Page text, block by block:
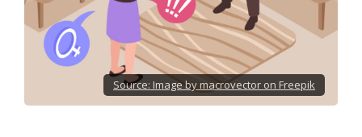
Source: Image by macrovector on Freepik